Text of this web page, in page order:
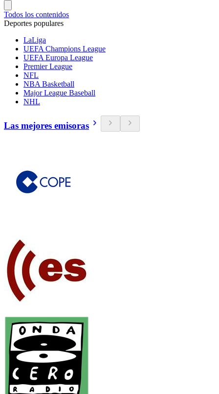
Todos los contenidos
Deportes populares
LaLiga
UEFA Champions League
UEFA Europa League
Premier League
NFL
NBA Basketball
Major League Baseball
NHL
Las mejores emisoras